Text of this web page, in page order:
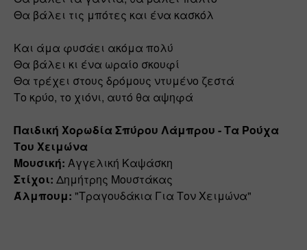
Θα βάλει τις μπότες και ένα κασκόλ
Και άμα φυσάει ακόμα πολύ
Θα βάλει κι ένα ωραίο σκουφί
Θα τρέχει στους δρόμους ντυμένο ζεστά
Το κρύο, το χιόνι, αυτό θα αψηφά
Παιδική Χορωδία Σπύρου Λάμπρου - Τα Ρούχα
Του Χειμώνα
Μουσική: Αγγελική Καψάσκη
Στίχοι: Δημήτρης Μουστάκας
Άλμπουμ: "Τραγουδάκια Για Τον Χειμώνα"